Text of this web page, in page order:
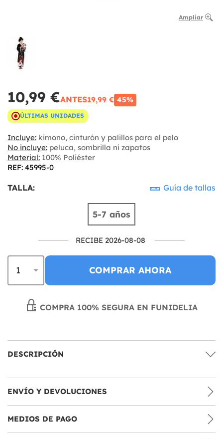
Ampliar
10,99 €ANTES19,99 € 45%
ÚLTIMAS UNIDADES
Incluye: kimono, cinturón y palillos para el pelo
No incluye: peluca, sombrilla ni zapatos
Material: 100% Poliéster
REF: 45995-0
TALLA: Guía de tallas
5-7 años
RECIBE 2026-08-08
COMPRAR AHORA
COMPRA 100% SEGURA EN FUNIDELIA
DESCRIPCIÓN
ENVÍO Y DEVOLUCIONES
MEDIOS DE PAGO